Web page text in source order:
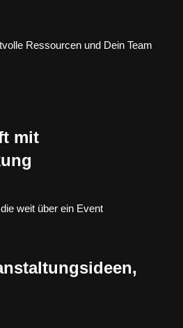
Ressourcen und Dein Team
mit
weit über ein Event